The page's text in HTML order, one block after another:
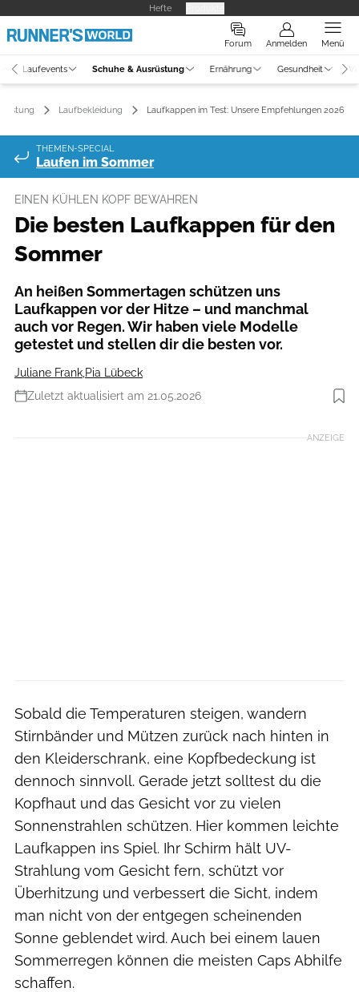
Hefte
Forum Anmelden Menü
Laufevents Schuhe & Ausrüstung Ernährung Gesundheit
Laufbekleidung Laufkappen im Test: Unsere Empfehlungen 2026
THEMEN-SPECIAL
Laufen im Sommer
EINEN KÜHLEN KOPF BEWAHREN
Die besten Laufkappen für den
Sommer
An heißen Sommertagen schützen uns
Laufkappen vor der Hitze – und manchmal
auch vor Regen. Wir haben viele Modelle
getestet und stellen dir die besten vor.
Juliane Frank Pia Lübeck
Zuletzt aktualisiert am 21.05.2026
Foto: RUNNER’S WORLD
ANZEIGE
Sobald die Temperaturen steigen, wandern
Stirnbänder und Mützen zurück nach hinten in
den Kleiderschrank, eine Kopfbedeckung ist
dennoch sinnvoll. Gerade jetzt solltest du die
Kopfhaut und das Gesicht vor zu vielen
Sonnenstrahlen schützen. Hier kommen leichte
Laufkappen ins Spiel. Ihr Schirm hält UV-
Strahlung vom Gesicht fern, schützt vor
Überhitzung und verbessert die Sicht, indem
man nicht von der entgegen scheinenden
Sonne geblendet wird. Auch bei einem lauen
Sommerregen können die meisten Caps Abhilfe
schaffen.